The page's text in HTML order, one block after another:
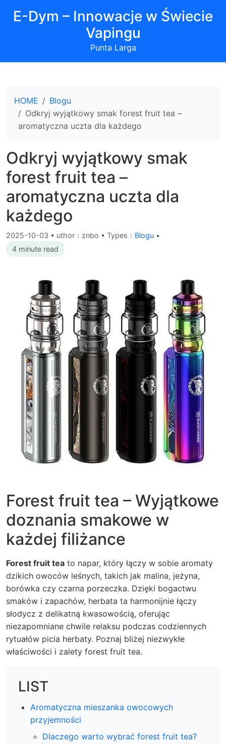
E-Dym – Innowacje w Świecie
Vapingu
Punta Larga
HOME
Blogu
Odkryj wyjątkowy smak forest fruit tea –
aromatyczna uczta dla każdego
Odkryj wyjątkowy smak
forest fruit tea –
aromatyczna uczta dla
każdego
2025-10-03 • uthor：znbo • Types： Blogu •
4 minute read
Forest fruit tea – Wyjątkowe
doznania smakowe w
każdej filiżance
Forest fruit tea to napar, który łączy w sobie aromaty
dzikich owoców leśnych, takich jak malina, jeżyna,
borówka czy czarna porzeczka. Dzięki bogactwu
smaków i zapachów, herbata ta harmonijnie łączy
słodycz z delikatną kwasowością, oferując
niezapomniane chwile relaksu podczas codziennych
rytuałów picia herbaty. Poznaj bliżej niezwykłe
właściwości i zalety forest fruit tea.
LIST
Aromatyczna mieszanka owocowych
przyjemności
Dlaczego warto wybrać forest fruit tea?